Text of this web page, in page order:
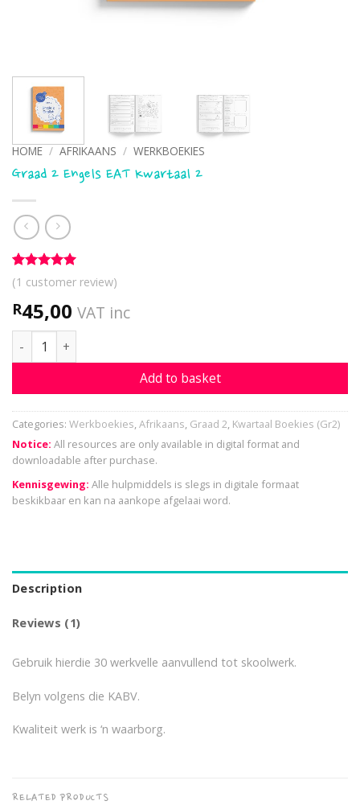
HOME / AFRIKAANS / WERKBOEKIES
Graad 2 Engels EAT Kwartaal 2
Rated5
out of 5
based on
1
customer
rating
(1 customer review)
R45,00 VAT inc
Graad 2 Engels EAT Kwartaal 2 quantity
Add to basket
Categories: Werkboekies,Afrikaans, Graad 2, Kwartaal Boekies (Gr2)
Notice: All resources are only available in digital format and
downloadable after purchase.
Kennisgewing: Alle hulpmiddels is slegs in digitale formaat
beskikbaar en kan na aankope afgelaai word.
Description
Reviews (1)
Gebruik hierdie 30 werkvelle aanvullend tot skoolwerk.
Belyn volgens die KABV.
Kwaliteit werk is ‘n waarborg.
RELATED PRODUCTS